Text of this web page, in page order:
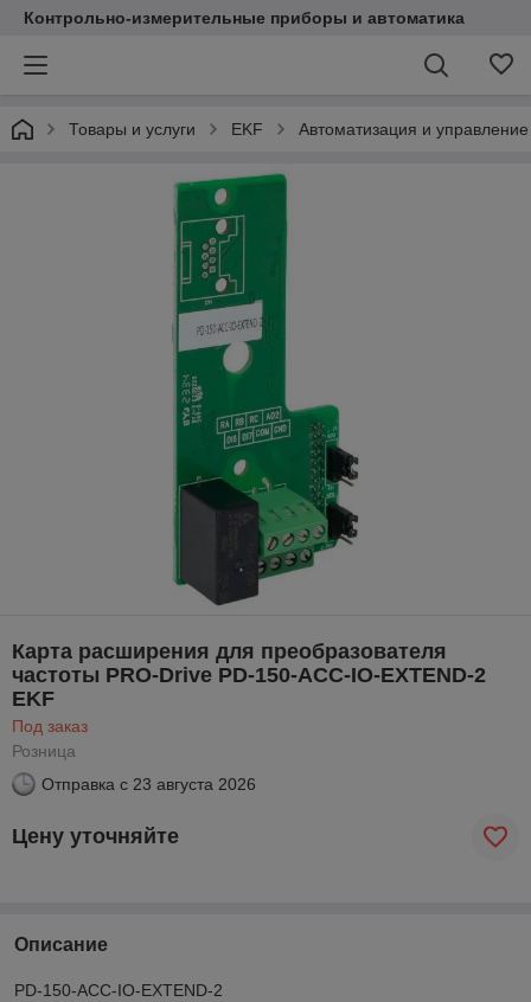
Контрольно-измерительные приборы и автоматика
Товары и услуги EKF Автоматизация и
Карта расширения для преобразователя
частоты PRO-Drive PD-150-ACC-IO-EXTEND-2
EKF
Под заказ
Розница
Отправка с 23 августа 2026
Цену уточняйте
Описание
PD-150-ACC-IO-EXTEND-2